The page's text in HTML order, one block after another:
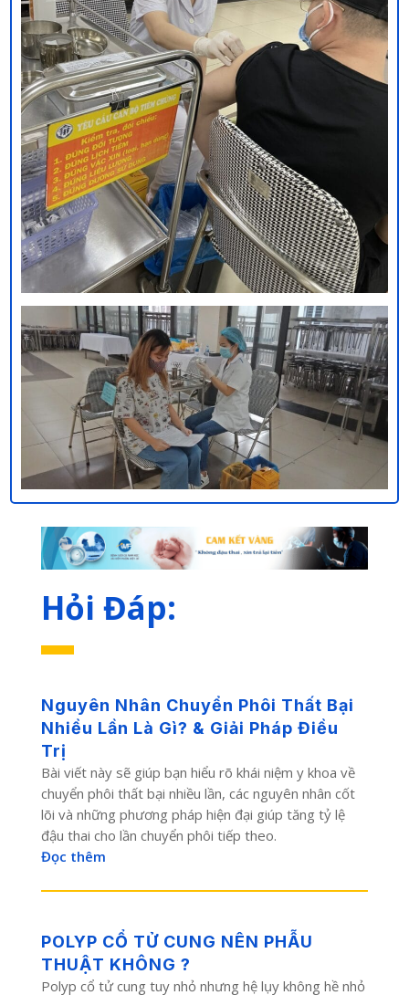
Hỏi Đáp:
Nguyên Nhân Chuyển Phôi Thất Bại
Nhiều Lần Là Gì? & Giải Pháp Điều
Trị
Bài viết này sẽ giúp bạn hiểu rõ khái niệm y khoa về
chuyển phôi thất bại nhiều lần, các nguyên nhân cốt
lõi và những phương pháp hiện đại giúp tăng tỷ lệ
đậu thai cho lần chuyển phôi tiếp theo.
Đọc thêm
POLYP CỔ TỬ CUNG NÊN PHẪU
THUẬT KHÔNG ?
Polyp cổ tử cung tuy nhỏ nhưng hệ lụy không hề nhỏ